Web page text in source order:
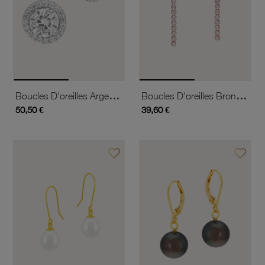
Boucles D'oreilles Argent Rhodié Et Oxydes De Zirconium
50,50 €
Boucles D'oreilles Bronze Plaqué Or Rose Et Oxydes De Zirconium
39,60 €
favorite_borderAjouter à vos favoris favorite_borderAjouter